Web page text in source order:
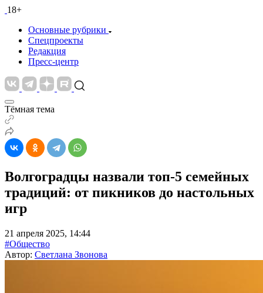
18+
Основные рубрики
Спецпроекты
Редакция
Пресс-центр
Тёмная тема
Волгоградцы назвали топ-5 семейных
традиций: от пикников до настольных
игр
21 апреля 2025, 14:44
#Общество
Автор: Светлана Звонова